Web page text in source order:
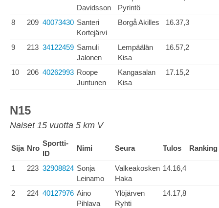
Davidsson
Pyrintö
8 209 40073430 Santeri
Kortejärvi
Borgå Akilles 16.37,3
9 213 34122459 Samuli
Jalonen
Lempäälän
Kisa
16.57,2
10 206 40262993 Roope
Juntunen
Kangasalan
Kisa
17.15,2
N15
Naiset 15 vuotta 5 km V
Sija Nro
Sportti-
ID
Nimi Seura Tulos Ranking
1 223 32908824 Sonja
Leinamo
Valkeakosken
Haka
14.16,4
2 224 40127976 Aino
Pihlava
Ylöjärven
Ryhti
14.17,8